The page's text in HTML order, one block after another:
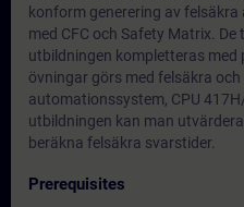
konform generering av
med CFC och Safety Matrix.
utbildningen kompletteras med
övningar görs med felsäkra
automationssystem, CPU
utbildningen kan man
beräkna felsäkra svarstider.
Prerequisites